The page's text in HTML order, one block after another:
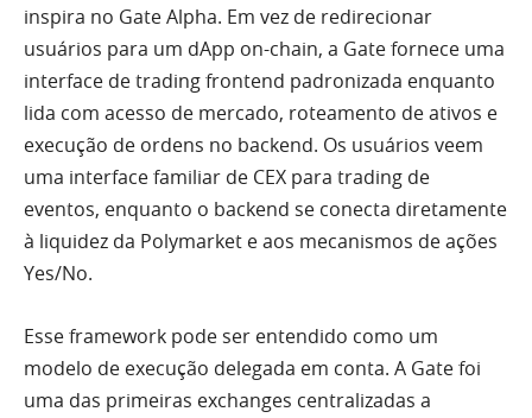
inspira no Gate Alpha. Em vez de redirecionar
usuários para um dApp on-chain, a Gate fornece uma
interface de trading frontend padronizada enquanto
lida com acesso de mercado, roteamento de ativos e
execução de ordens no backend. Os usuários veem
uma interface familiar de CEX para trading de
eventos, enquanto o backend se conecta diretamente
à liquidez da Polymarket e aos mecanismos de ações
Yes/No.
Esse framework pode ser entendido como um
modelo de execução delegada em conta. A Gate foi
uma das primeiras exchanges centralizadas a